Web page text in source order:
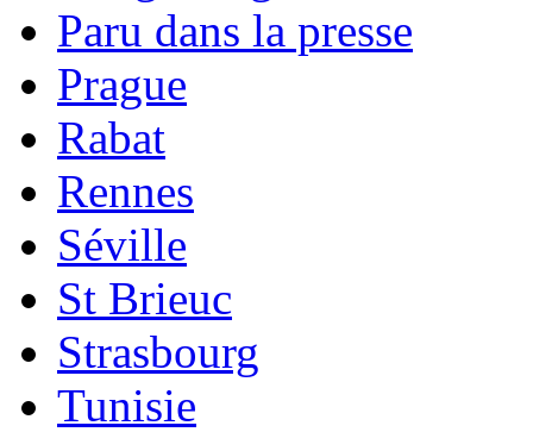
Paru dans la presse
Prague
Rabat
Rennes
Séville
St Brieuc
Strasbourg
Tunisie